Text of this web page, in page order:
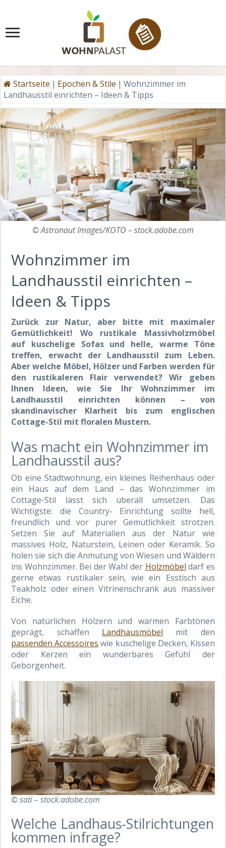
Startseite | Epochen & Stile | Wohnzimmer im
Landhausstil einrichten – Ideen & Tipps
© Astronaut Images/KOTO – stock.adobe.com
Wohnzimmer im
Landhausstil einrichten –
Ideen & Tipps
Zurück zur Natur, aber bitte mit maximaler
Gemütlichkeit! Wo rustikale Massivholzmöbel
auf kuschelige Sofas und helle, warme Töne
treffen, erwacht der Landhausstil zum Leben.
Aber welche Möbel, Hölzer und Farben werden für
den rustikaleren Flair verwendet? Wir geben
Ihnen Ideen, wie Sie Ihr Wohnzimmer im
Landhausstil einrichten können – von
skandinavischer Klarheit bis zum englischen
Cottage-Stil mit floralen Mustern.
Was macht ein Wohnzimmer im
Landhausstil aus?
Ob eine Stadtwohnung, ein kleines Reihenhaus oder
ein Haus auf dem Land – das Wohnzimmer im
Cottage-Stil lässt sich überall umsetzen. Das
Wichtigste: die Country- Einrichtung sollte hell,
freundlich und vor purer Gemütlichkeit strotzen.
Setzen Sie auf Materialien aus der Natur wie
massives Holz, Naturstein, Leinen oder Keramik. So
holen sie sich die Anmutung von Wiesen und Wäldern
ins Wohnzimmer. Bei der Wahl der Holzmöbel darf es
gerne etwas rustikaler sein, wie ein Esstisch aus
Teakholz oder einen Vitrinenschrank aus massiver
Eiche.
Von natürlichen Hölzern und warmen Farbtönen
geprägt, schaffen Landhausmöbel mit den
passenden Accessoires wie kuschelige Decken, Kissen
oder Kerzen ein wunderbares Gefühl der
Geborgenheit.
© sati – stock.adobe.com
Welche Landhaus-Stilrichtungen
kommen infrage?